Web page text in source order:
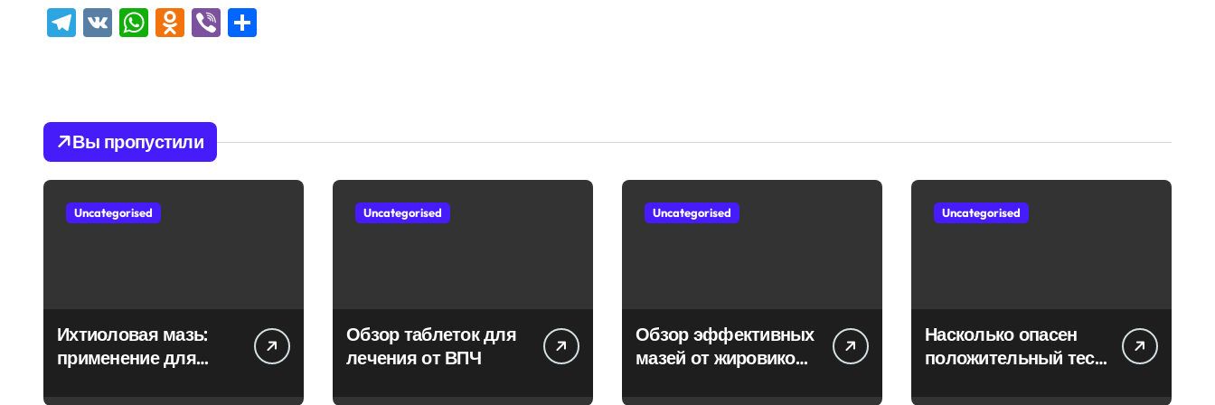
Telegram
VK WhatsApp
Odnoklassniki
Viber
Вы пропустили
Uncategorised
Ихтиоловая мазь:
применение для
Uncategorised
Обзор таблеток для
лечения от ВПЧ
Uncategorised
Обзор эффективных
мазей от жировиков
Uncategorised
Насколько опасен
положительный тест